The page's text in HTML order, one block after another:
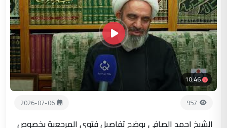
10:46
957
2026-07-06
الشيخ احمد الصافي يوضح تفاصيل فتوى المرجعية بخصوص